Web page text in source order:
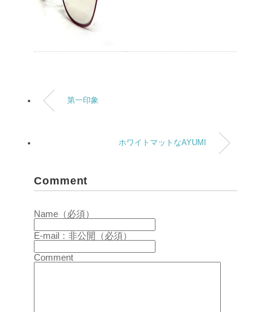
第一印象
ホワイトマットなAYUMI
Comment
Name（必須）
E-mail：非公開（必須）
Comment